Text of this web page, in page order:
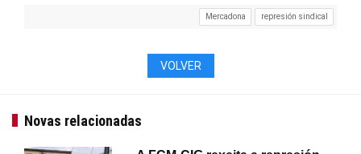
Mercadona represión sindical
VOLVER
Novas relacionadas